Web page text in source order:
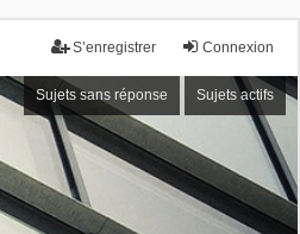
Connexion
S’enregistrer
Sujets sans réponse Sujets actifs